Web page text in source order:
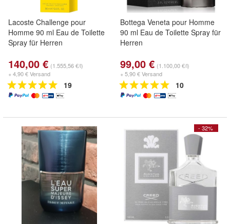
Lacoste Challenge pour
Homme 90 ml Eau de Toilette
Spray für Herren
140,00 € (1.555,56 €/l)
+ 4,90 € Versand
19
Bottega Veneta pour Homme
90 ml Eau de Toilette Spray für
Herren
99,00 € (1.100,00 €/l)
+ 5,90 € Versand
10
- 32%